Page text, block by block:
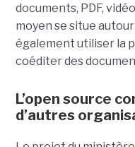
documents, PDF,
moyen se situe
également utiliser la
coéditer des
L’open source
d’autres